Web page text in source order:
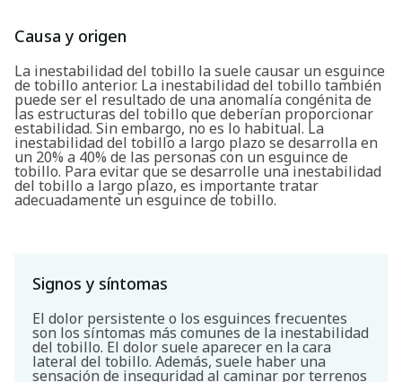
Causa y origen
La inestabilidad del tobillo la suele causar un esguince
de tobillo anterior. La inestabilidad del tobillo también
puede ser el resultado de una anomalía congénita de
las estructuras del tobillo que deberían proporcionar
estabilidad. Sin embargo, no es lo habitual. La
inestabilidad del tobillo a largo plazo se desarrolla en
un 20% a 40% de las personas con un esguince de
tobillo. Para evitar que se desarrolle una inestabilidad
del tobillo a largo plazo, es importante tratar
adecuadamente un esguince de tobillo.
Signos y síntomas
El dolor persistente o los esguinces frecuentes
son los síntomas más comunes de la inestabilidad
del tobillo. El dolor suele aparecer en la cara
lateral del tobillo. Además, suele haber una
sensación de inseguridad al caminar por terrenos